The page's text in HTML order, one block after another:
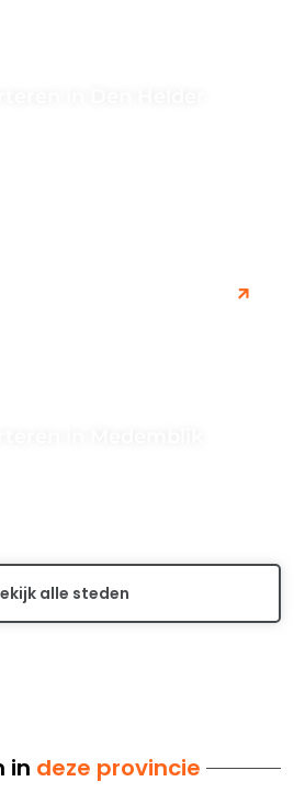
alle steden
in deze provincie